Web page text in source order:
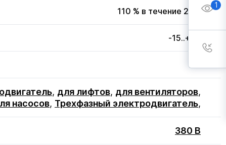
110 % в течение 20 с
-15..+50
, для лифтов, для вентиляторов,
насосов, Трехфазный электродвигатель,
380 В
1